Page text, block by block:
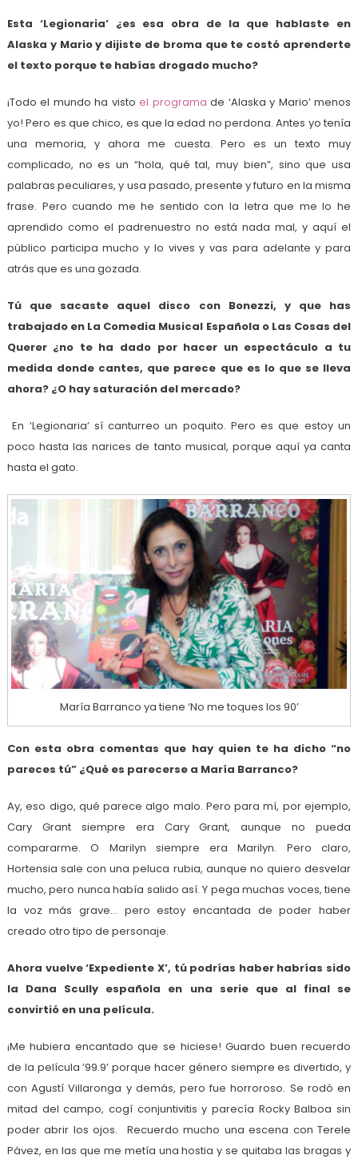
Esta ‘Legionaria’ ¿es esa obra de la que hablaste en
Alaska y Mario y dijiste de broma que te costó aprenderte
el texto porque te habías drogado mucho?
¡Todo el mundo ha vistoel programa de ‘Alaska y Mario’ menos
yo! Pero es que chico, es que la edad no perdona. Antes yo tenía
una memoria, y ahora me cuesta. Pero es un texto muy
complicado, no es un “hola, qué tal, muy bien”, sino que usa
palabras peculiares, y usa pasado, presente y futuro en la misma
frase. Pero cuando me he sentido con la letra que me lo he
aprendido como el padrenuestro no está nada mal, y aquí el
público participa mucho y lo vives y vas para adelante y para
atrás que es una gozada.
Tú que sacaste aquel disco con Bonezzi, y que has
trabajado en La Comedia Musical Española o Las Cosas del
Querer ¿no te ha dado por hacer un espectáculo a tu
medida donde cantes, que parece que es lo que se lleva
ahora? ¿O hay saturación del mercado?
En ‘Legionaria’ sí canturreo un poquito. Pero es que estoy un
poco hasta las narices de tanto musical, porque aquí ya canta
hasta el gato.
María Barranco ya tiene ‘No me toques los 90’
Con esta obra comentas que hay quien te ha dicho “no
pareces tú” ¿Qué es parecerse a María Barranco?
Ay, eso digo, qué parece algo malo. Pero para mí, por ejemplo,
Cary Grant siempre era Cary Grant, aunque no pueda
compararme. O Marilyn siempre era Marilyn. Pero claro,
Hortensia sale con una peluca rubia, aunque no quiero desvelar
mucho, pero nunca había salido así. Y pega muchas voces, tiene
la voz más grave… pero estoy encantada de poder haber
creado otro tipo de personaje.
Ahora vuelve ‘Expediente X’, tú podrías haber habrías sido
la Dana Scully española en una serie que al final se
convirtió en una película.
¡Me hubiera encantado que se hiciese! Guardo buen recuerdo
de la película ’99.9’ porque hacer género siempre es divertido, y
con Agustí Villaronga y demás, pero fue horroroso. Se rodó en
mitad del campo, cogí conjuntivitis y parecía Rocky Balboa sin
poder abrir los ojos. Recuerdo mucho una escena con Terele
Pávez, en las que me metía una hostia y se quitaba las bragas y